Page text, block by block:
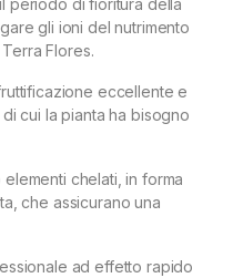
gli ioni del nutrimento
Flores.
eccellente e
cui la pianta ha bisogno
chelati, in forma
che assicurano una
ad effetto rapido